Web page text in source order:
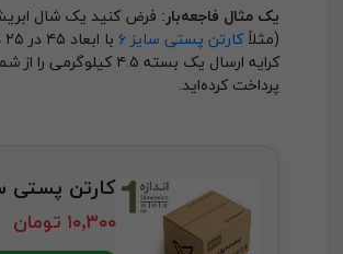
یک مثال فاجعه‌بار:
(مثلاًکارتن پستی سایز ۶
پرداخت کرده‌اید.
کارتن پستی سایز 1
۱۰٬۳۰۰ تومان